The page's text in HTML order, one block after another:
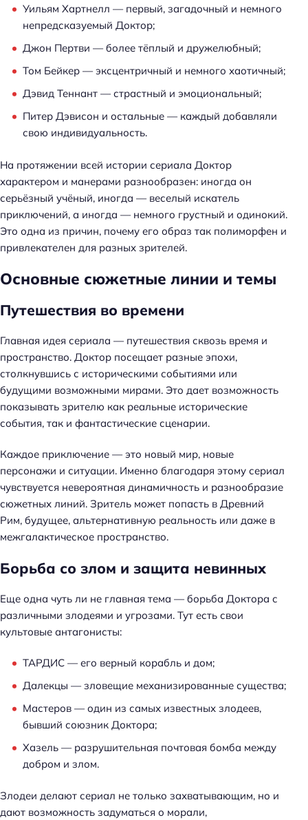
Уильям Хартнелл — первый, загадочный и немного
непредсказуемый Доктор;
Джон Пертви — более тёплый и дружелюбный;
Том Бейкер — эксцентричный и немного хаотичный;
Дэвид Теннант — страстный и эмоциональный;
Питер Дэвисон и остальные — каждый добавляли
свою индивидуальность.
На протяжении всей истории сериала Доктор
характером и манерами разнообразен: иногда он
серьёзный учёный, иногда — веселый искатель
приключений, а иногда — немного грустный и одинокий.
Это одна из причин, почему его образ так полиморфен и
привлекателен для разных зрителей.
Основные сюжетные линии и темы
Путешествия во времени
Главная идея сериала — путешествия сквозь время и
пространство. Доктор посещает разные эпохи,
столкнувшись с историческими событиями или
будущими возможными мирами. Это дает возможность
показывать зрителю как реальные исторические
события, так и фантастические сценарии.
Каждое приключение — это новый мир, новые
персонажи и ситуации. Именно благодаря этому сериал
чувствуется невероятная динамичность и разнообразие
сюжетных линий. Зритель может попасть в Древний
Рим, будущее, альтернативную реальность или даже в
межгалактическое пространство.
Борьба со злом и защита невинных
Еще одна чуть ли не главная тема — борьба Доктора с
различными злодеями и угрозами. Тут есть свои
культовые антагонисты:
ТАРДИС — его верный корабль и дом;
Далекцы — зловещие механизированные существа;
Мастеров — один из самых известных злодеев,
бывший союзник Доктора;
Хазель — разрушительная почтовая бомба между
добром и злом.
Злодеи делают сериал не только захватывающим, но и
дают возможность задуматься о морали,